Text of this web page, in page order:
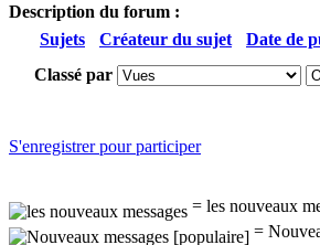
Description du forum :
Sujets
Créateur du sujet Date de
Classé par
S'enregistrer pour participer
= les nouveaux
=